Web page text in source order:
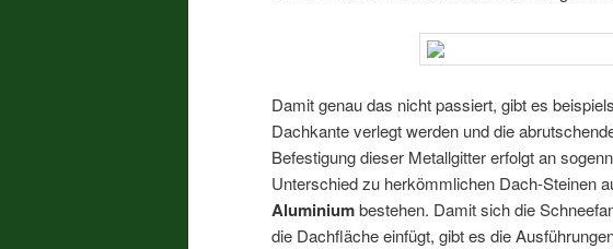
Damit genau das nicht passiert, gibt es
Dachkante verlegt werden und die
Befestigung dieser Metallgitter erfolgt an
Unterschied zu herkömmlichen Dach-Steinen
Aluminiumbestehen. Damit sich die
die Dachfläche einfügt, gibt es die